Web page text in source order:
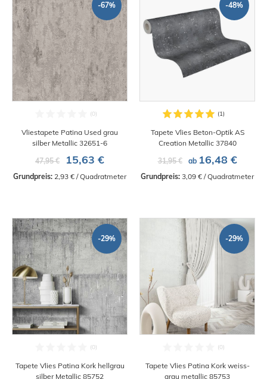
-67%
Vliestapete Patina Used grau
silber Metallic 32651-6
47,95 €
15,63 €
Grundpreis: 2,93 € / Quadratmeter
-48%
Tapete Vlies Beton-Optik AS
Creation Metallic 37840
31,95 €
ab 16,48 €
Grundpreis: 3,09 € / Quadratmeter
-29%
Tapete Vlies Patina Kork hellgrau
silber Metallic 85752
-29%
Tapete Vlies Patina Kork weiss-
grau metallic 85753